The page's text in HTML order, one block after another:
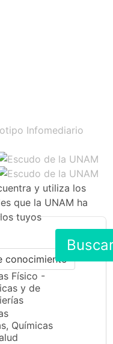
y utiliza los
que la UNAM ha
tuyos
conocimiento
Físico -
y de
Químicas